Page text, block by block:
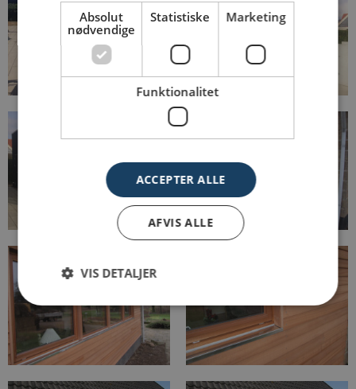
Absolut
nødvendige
Statistiske Marketing
Funktionalitet
ACCEPTER ALLE
AFVIS ALLE
VIS DETALJER